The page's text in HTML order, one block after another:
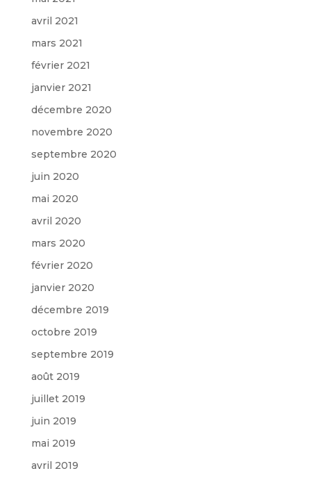
avril 2021
mars 2021
février 2021
janvier 2021
décembre 2020
novembre 2020
septembre 2020
juin 2020
mai 2020
avril 2020
mars 2020
février 2020
janvier 2020
décembre 2019
octobre 2019
septembre 2019
août 2019
juillet 2019
juin 2019
mai 2019
avril 2019